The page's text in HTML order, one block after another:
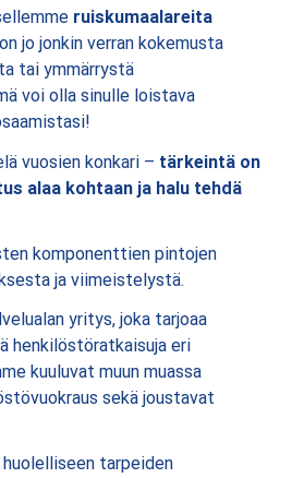
ruiskumaalareita
jo jonkin verran kokemusta
tai ymmärrystä
voi olla sinulle loistava
vuosien konkari – tärkeintä on
alaa kohtaan ja halu tehdä
komponenttien pintojen
ja viimeistelystä.
yritys, joka tarjoaa
henkilöstöratkaisuja eri
kuuluvat muun muassa
sekä joustavat
tarpeiden